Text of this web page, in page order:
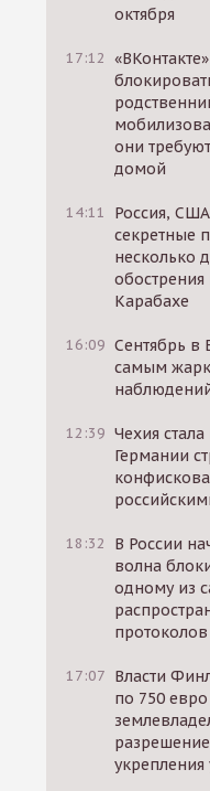
октября
17:12
они
домой
14:11
Россия,
секретные
несколько
Карабахе
16:09 Сентябрь в
самым
12:39 Чехия
Германии
18:32
В России
волна
одному из
17:07 Власти
по 750 евро
разрешение